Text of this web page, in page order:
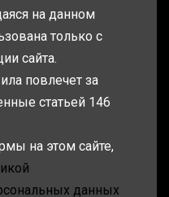
на данном
только с
сайта.
повлечет за
статьей 146
на этом сайте,
данных